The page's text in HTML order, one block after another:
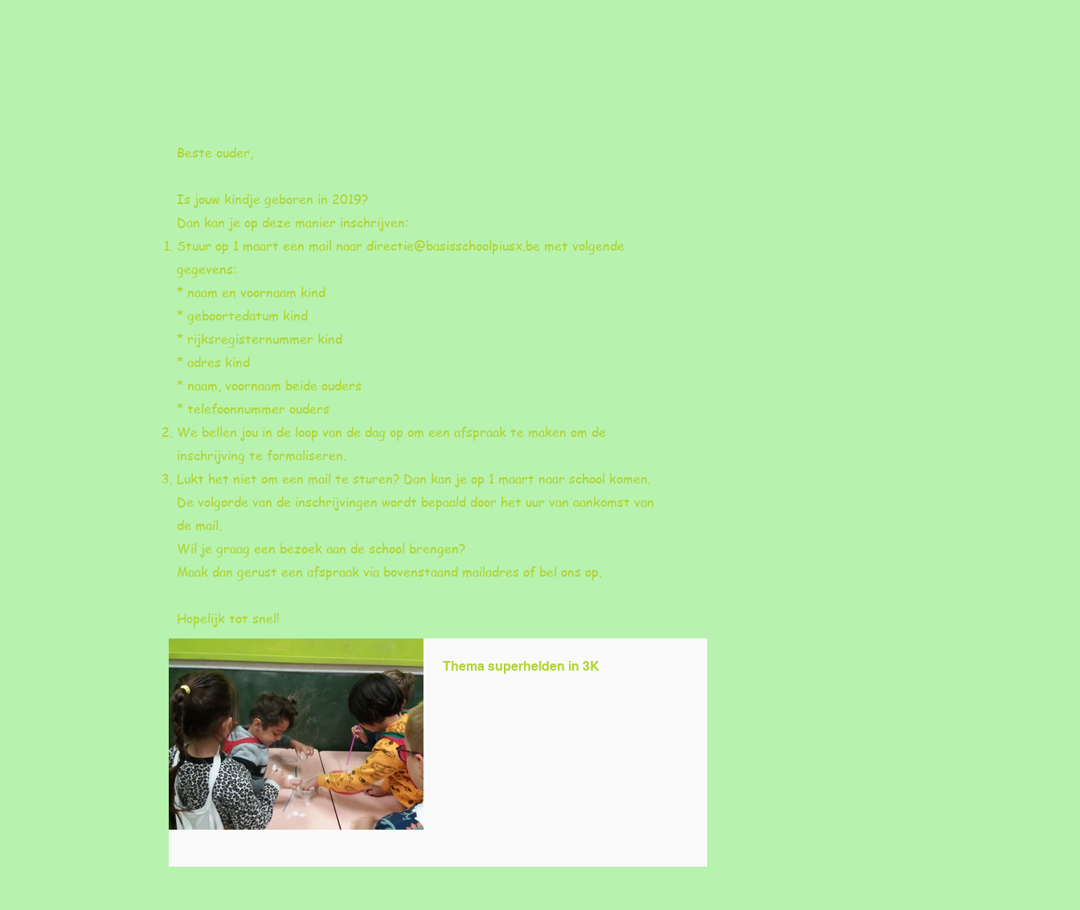
Thema superhelden in 3K
Beste ouder,
Is jouw kindje geboren in 2019?
Dan kan je op deze manier inschrijven:
Stuur op 1 maart een mail naar directie@basisschoolpiusx.be met volgende
gegevens:
* naam en voornaam kind
* geboortedatum kind
* rijksregisternummer kind
* adres kind
* naam, voornaam beide ouders
* telefoonnummer ouders
We bellen jou in de loop van de dag op om een afspraak te maken om de
inschrijving te formaliseren.
Lukt het niet om een mail te sturen? Dan kan je op 1 maart naar school komen.
De volgorde van de inschrijvingen wordt bepaald door het uur van aankomst van
de mail.
Wil je graag een bezoek aan de school brengen?
Maak dan gerust een afspraak via bovenstaand mailadres of bel ons op.
Hopelijk tot snel!